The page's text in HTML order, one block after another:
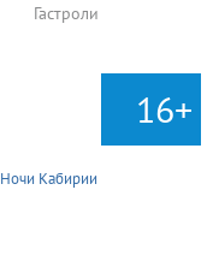
Гастроли
16+
Ночи Кабирии